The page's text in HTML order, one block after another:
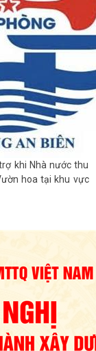
khi Nhà nước thu
hoa tại khu vực